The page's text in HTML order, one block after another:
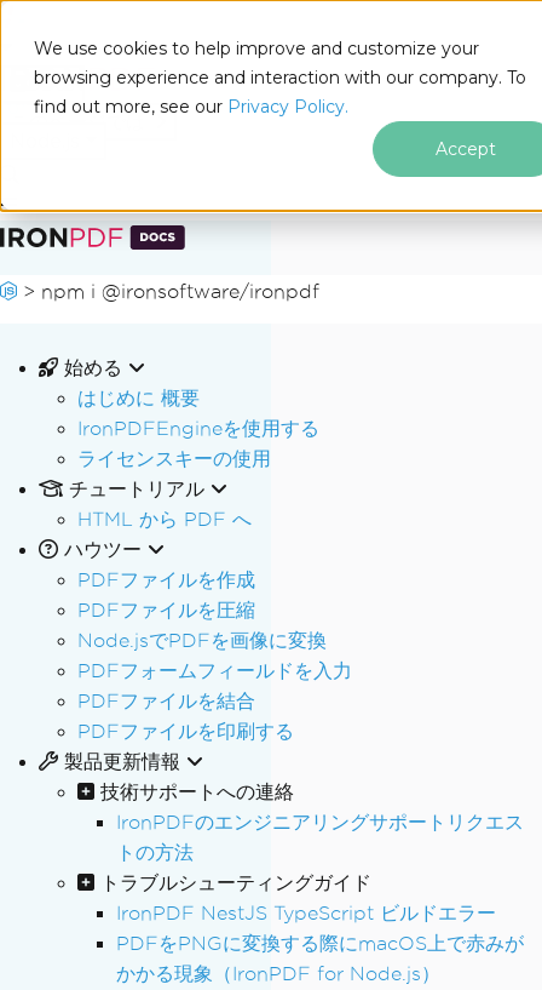
We use cookies to help improve and customize your
browsing experience and interaction with our company. To
find out more, see our Privacy Policy.
Accept
フッターコンテンツにスキップ
Docs
> npm i @ironsoftware/ironpdf
始める
はじめに 概要
IronPDFEngineを使用する
ライセンスキーの使用
チュートリアル
HTML から PDF へ
ハウツー
PDFファイルを作成
PDFファイルを圧縮
Node.jsでPDFを画像に変換
PDFフォームフィールドを入力
PDFファイルを結合
PDFファイルを印刷する
製品更新情報
技術サポートへの連絡
IronPDFのエンジニアリングサポートリクエス
トの方法
トラブルシューティングガイド
IronPDF NestJS TypeScript ビルドエラー
PDFをPNGに変換する際にmacOS上で赤みが
かかる現象（IronPDF for Node.js）